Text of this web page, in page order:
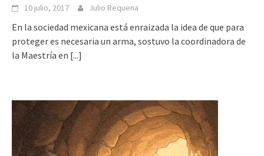
10 julio, 2017 Julio Requena
En la sociedad mexicana está enraizada la idea de que para
proteger es necesaria un arma, sostuvo la coordinadora de
la Maestría en [...]